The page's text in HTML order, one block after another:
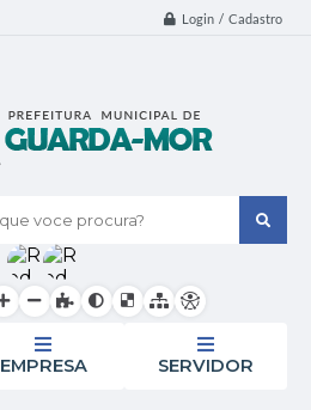
Login / Cadastro
EMPRESA SERVIDOR